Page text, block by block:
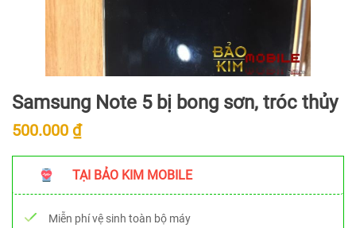
Samsung Note 5 bị bong sơn, tróc thủy
500.000 ₫
TẠI BẢO KIM MOBILE
Miễn phí vệ sinh toàn bộ máy